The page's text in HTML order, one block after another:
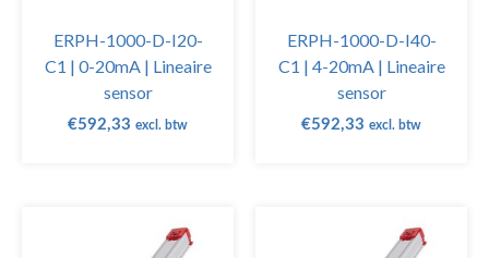
ERPH-1000-D-I20-
C1 | 0-20mA | Lineaire
sensor
€592,33 excl. btw
ERPH-1000-D-I40-
C1 | 4-20mA | Lineaire
sensor
€592,33 excl. btw